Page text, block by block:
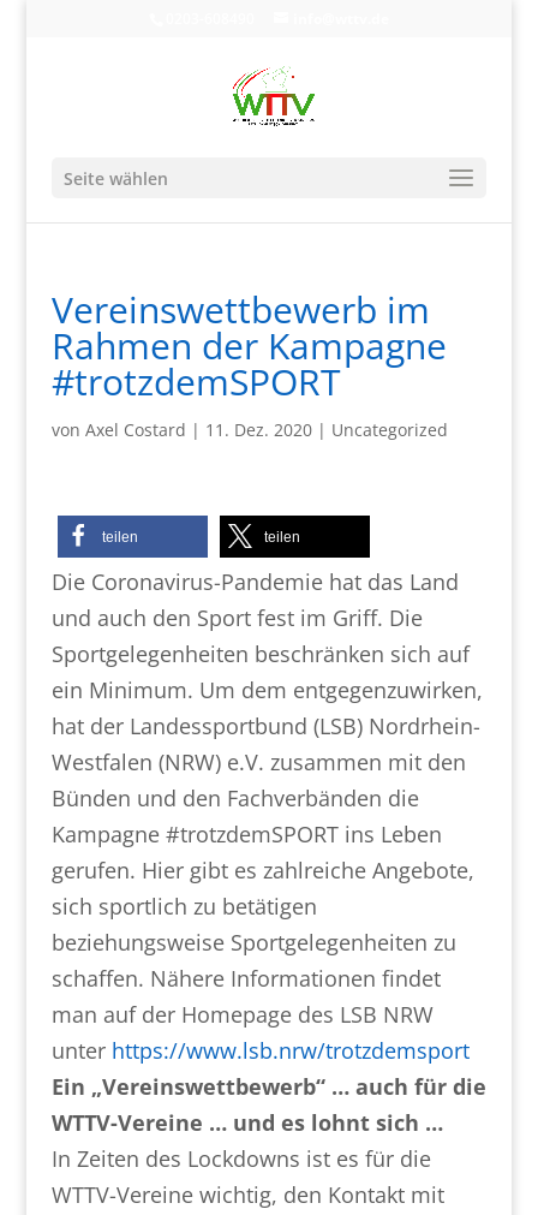
Seite wählen
Vereinswettbewerb im
Rahmen der Kampagne
#trotzdemSPORT
von Axel Costard | 11. Dez. 2020| Uncategorized
teilen teilen
Die Coronavirus-Pandemie hat das Land
und auch den Sport fest im Griff. Die
Sportgelegenheiten beschränken sich auf
ein Minimum. Um dem entgegenzuwirken,
hat der Landessportbund (LSB) Nordrhein-
Westfalen (NRW) e.V. zusammen mit den
Bünden und den Fachverbänden die
Kampagne #trotzdemSPORT ins Leben
gerufen. Hier gibt es zahlreiche Angebote,
sich sportlich zu betätigen
beziehungsweise Sportgelegenheiten zu
schaffen. Nähere Informationen findet
man auf der Homepage des LSB NRW
unter https://www.lsb.nrw/trotzdemsport
Ein „Vereinswettbewerb“ … auch für die
WTTV-Vereine … und es lohnt sich …
In Zeiten des Lockdowns ist es für die
WTTV-Vereine wichtig, den Kontakt mit